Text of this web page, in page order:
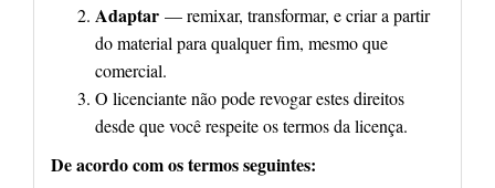
Adaptar — remixar, transformar, e criar a partir
do material para qualquer fim, mesmo que
comercial.
O licenciante não pode revogar estes direitos
desde que você respeite os termos da licença.
De acordo com os termos seguintes: